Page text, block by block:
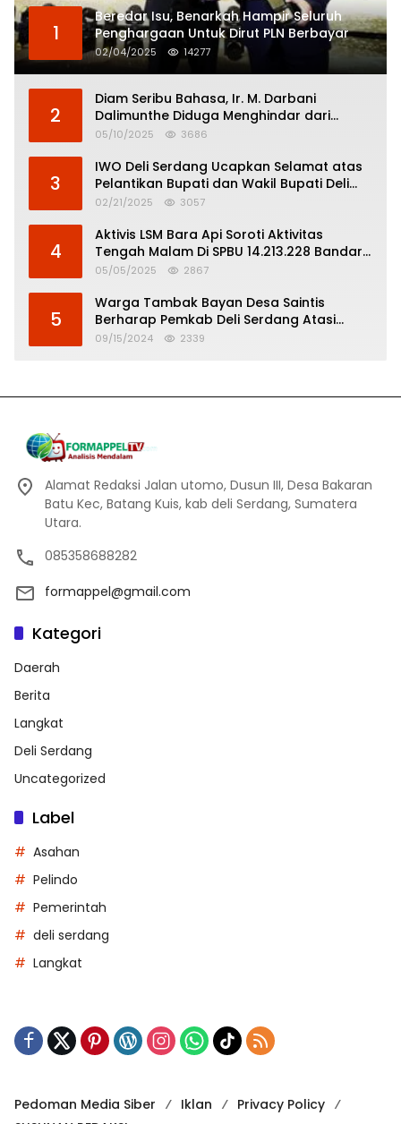
1
Beredar Isu, Benarkah Hampir Seluruh
Penghargaan Untuk Dirut PLN Berbayar
02/04/2025 14277
2
Diam Seribu Bahasa, Ir. M. Darbani
Dalimunthe Diduga Menghindar dari
Pertanggungjawaban Politik
05/10/2025 3686
3
IWO Deli Serdang Ucapkan Selamat atas
Pelantikan Bupati dan Wakil Bupati Deli
Serdang
02/21/2025 3057
4
Aktivis LSM Bara Api Soroti Aktivitas
Tengah Malam Di SPBU 14.213.228 Bandar
Tinggi
05/05/2025 2867
5
Warga Tambak Bayan Desa Saintis
Berharap Pemkab Deli Serdang Atasi
Banjir
09/15/2024 2339
Alamat Redaksi Jalan utomo, Dusun III, Desa Bakaran
Batu Kec, Batang Kuis, kab deli Serdang, Sumatera
Utara.
085358688282
formappel@gmail.com
Kategori
Daerah
Berita
Langkat
Deli Serdang
Uncategorized
Label
Asahan
Pelindo
Pemerintah
deli serdang
Langkat
Pedoman Media Siber Iklan
Privacy Policy